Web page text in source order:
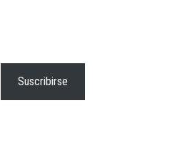
Suscribirse